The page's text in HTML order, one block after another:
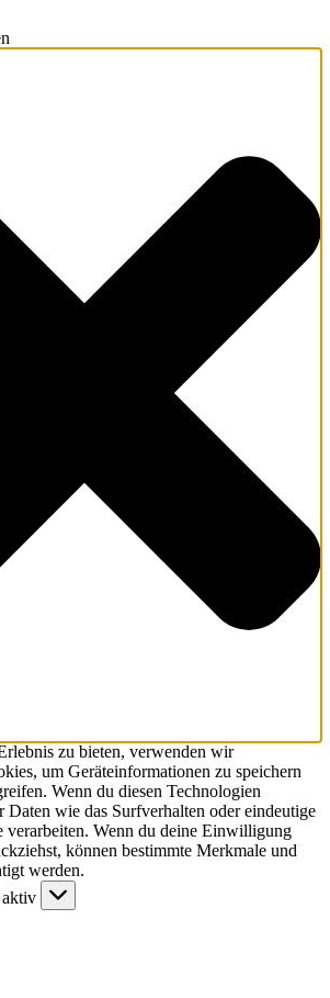
zu bieten, verwenden wir
um Geräteinformationen zu speichern
Wenn du diesen Technologien
Daten wie das Surfverhalten oder eindeutige
verarbeiten. Wenn du deine Einwilligung
können bestimmte Merkmale und
werden.